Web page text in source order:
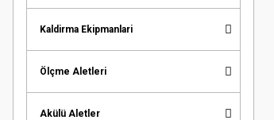
Kaldirma Ekipmanlari
Ölçme Aletleri
Akülü Aletler